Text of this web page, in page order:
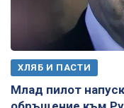
ХЛЯБ И ПАСТИ
Млад пилот